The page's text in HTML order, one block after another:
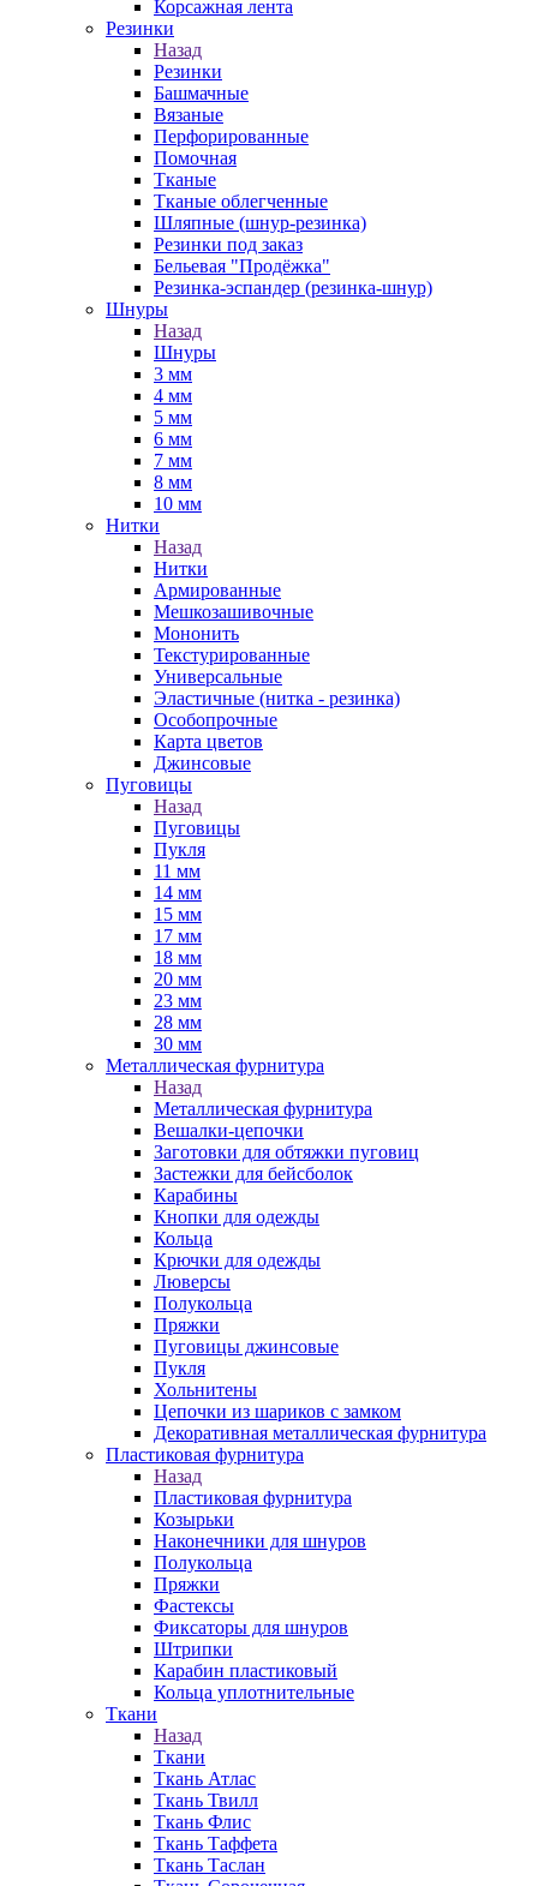
Корсажная лента
Резинки
Назад
Резинки
Башмачные
Вязаные
Перфорированные
Помочная
Тканые
Тканые облегченные
Шляпные (шнур-резинка)
Резинки под заказ
Бельевая "Продёжка"
Резинка-эспандер (резинка-шнур)
Шнуры
Назад
Шнуры
3 мм
4 мм
5 мм
6 мм
7 мм
8 мм
10 мм
Нитки
Назад
Нитки
Армированные
Мешкозашивочные
Мононить
Текстурированные
Универсальные
Эластичные (нитка - резинка)
Особопрочные
Карта цветов
Джинсовые
Пуговицы
Назад
Пуговицы
Пукля
11 мм
14 мм
15 мм
17 мм
18 мм
20 мм
23 мм
28 мм
30 мм
Металлическая фурнитура
Назад
Металлическая фурнитура
Вешалки-цепочки
Заготовки для обтяжки пуговиц
Застежки для бейсболок
Карабины
Кнопки для одежды
Кольца
Крючки для одежды
Люверсы
Полукольца
Пряжки
Пуговицы джинсовые
Пукля
Хольнитены
Цепочки из шариков с замком
Декоративная металлическая фурнитура
Пластиковая фурнитура
Назад
Пластиковая фурнитура
Козырьки
Наконечники для шнуров
Полукольца
Пряжки
Фастексы
Фиксаторы для шнуров
Штрипки
Карабин пластиковый
Кольца уплотнительные
Ткани
Назад
Ткани
Ткань Атлас
Ткань Твилл
Ткань Флис
Ткань Таффета
Ткань Таслан